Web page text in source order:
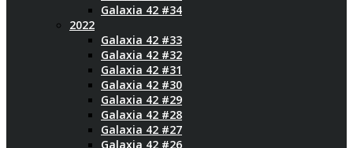
Galaxia 42 #34
2022
Galaxia 42 #33
Galaxia 42 #32
Galaxia 42 #31
Galaxia 42 #30
Galaxia 42 #29
Galaxia 42 #28
Galaxia 42 #27
Galaxia 42 #26